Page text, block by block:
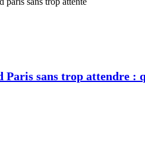
sans trop attendre :